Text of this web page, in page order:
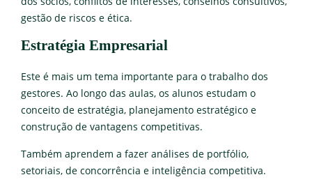
gestão de riscos e ética.
Estratégia Empresarial
Este é mais um tema importante para o trabalho dos
gestores. Ao longo das aulas, os alunos estudam o
conceito de estratégia, planejamento estratégico e
construção de vantagens competitivas.
Também aprendem a fazer análises de portfólio,
setoriais, de concorrência e inteligência competitiva.